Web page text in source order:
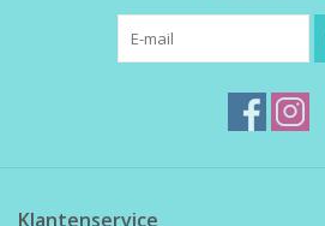
Herensokken
Klantenservice